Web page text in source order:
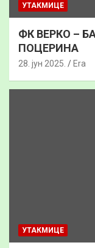
УТАКМИЦЕ
ФК ВЕРКО –
ПОЦЕРИНА
28. јун 2025. Era
УТАКМИЦЕ